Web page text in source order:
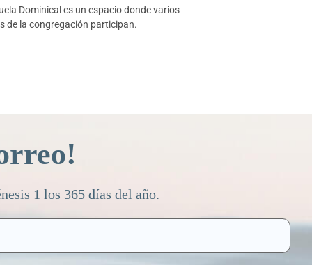
Dominical es un espacio donde varios
de la congregación participan.
1 los 365 días del año.